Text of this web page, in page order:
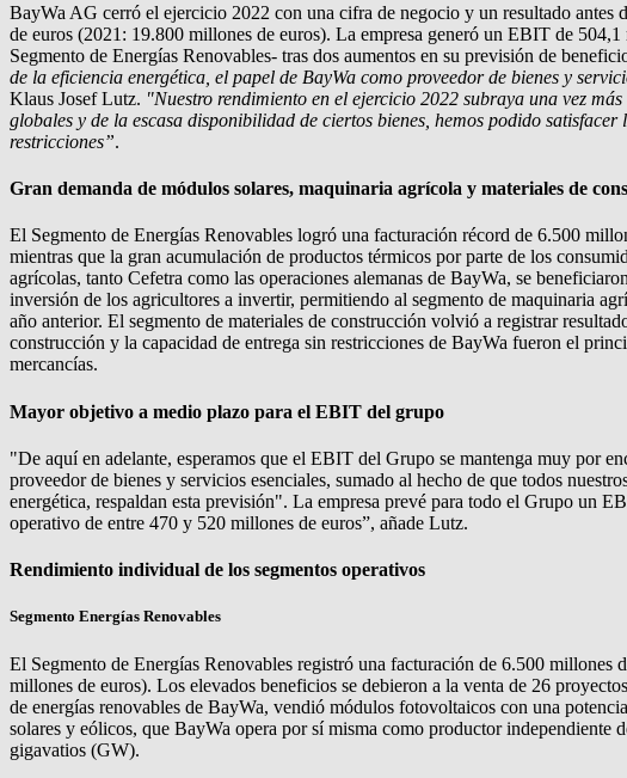
BayWa AG cerró el ejercicio 2022 con una cifra de negocio y un resultado
de euros (2021: 19.800 millones de euros). La empresa generó un EBIT de
Segmento de Energías Renovables- tras dos aumentos en su previsión de
de la eficiencia energética, el papel de BayWa como proveedor de bienes y
Klaus Josef Lutz. "Nuestro rendimiento en el ejercicio 2022 subraya una vez
globales y de la escasa disponibilidad de ciertos bienes, hemos podido
restricciones”.
Gran demanda de módulos solares, maquinaria agrícola y materiales de
El Segmento de Energías Renovables logró una facturación récord de 6.500
mientras que la gran acumulación de productos térmicos por parte de los
agrícolas, tanto Cefetra como las operaciones alemanas de BayWa, se
inversión de los agricultores a invertir, permitiendo al segmento de maquinaria
año anterior. El segmento de materiales de construcción volvió a registrar
construcción y la capacidad de entrega sin restricciones de BayWa fueron el
mercancías.
Mayor objetivo a medio plazo para el EBIT del grupo
"De aquí en adelante, esperamos que el EBIT del Grupo se mantenga muy por
proveedor de bienes y servicios esenciales, sumado al hecho de que todos
energética, respaldan esta previsión". La empresa prevé para todo el Grupo un
operativo de entre 470 y 520 millones de euros”, añade Lutz.
Rendimiento individual de los segmentos operativos
Segmento Energías Renovables
El Segmento de Energías Renovables registró una facturación de 6.500
millones de euros). Los elevados beneficios se debieron a la venta de 26
de energías renovables de BayWa, vendió módulos fotovoltaicos con una
solares y eólicos, que BayWa opera por sí misma como productor
gigavatios (GW).